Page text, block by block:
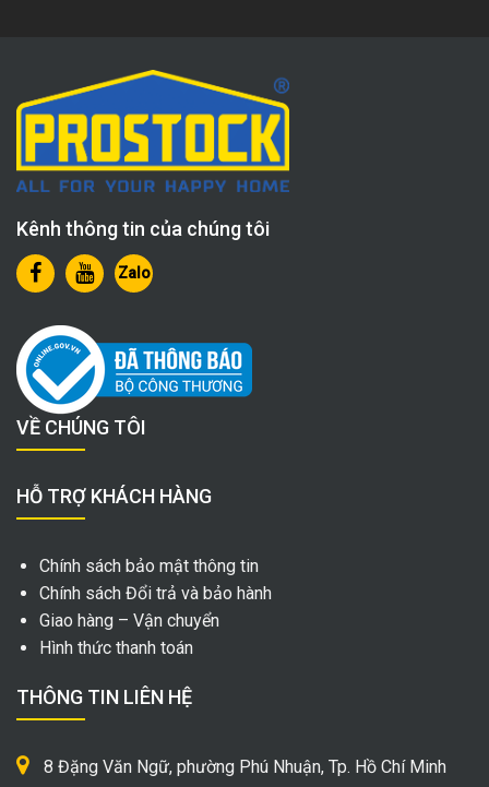
Kênh thông tin của chúng tôi
Zalo
VỀ CHÚNG TÔI
HỖ TRỢ KHÁCH HÀNG
Chính sách bảo mật thông tin
Chính sách Đổi trả và bảo hành
Giao hàng – Vận chuyển
Hình thức thanh toán
THÔNG TIN LIÊN HỆ
8 Đặng Văn Ngữ, phường Phú Nhuận, Tp. Hồ Chí Minh